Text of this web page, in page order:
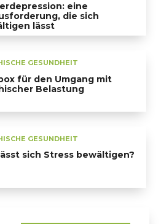
eine
die sich
lässt
GESUNDHEIT
für den Umgang mit
Belastung
GESUNDHEIT
sich Stress bewältigen?